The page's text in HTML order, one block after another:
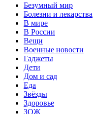
Безумный мир
Болезни и лекарства
В мире
В России
Вещи
Военные новости
Гаджеты
Дети
Дом и сад
Еда
Звёзды
Здоровье
ЗОЖ